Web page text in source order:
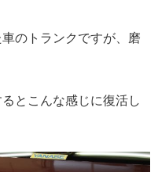
のトランクですが、磨
とこんな感じに復活し